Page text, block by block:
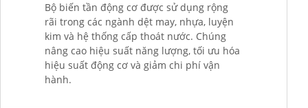
Bộ biến tần động cơ được sử dụng rộng
rãi trong các ngành dệt may, nhựa, luyện
kim và hệ thống cấp thoát nước. Chúng
nâng cao hiệu suất năng lượng, tối ưu hóa
hiệu suất động cơ và giảm chi phí vận
hành.